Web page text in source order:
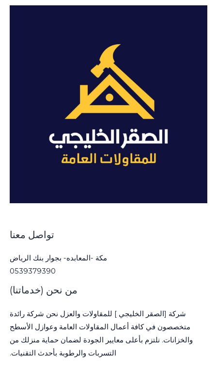
تواصل معنا
مكة -المعابده- بجوار بنك الرياض
0539379390
من نحن (خدماتنا)
شركة [الصقر الخليجي ] للمقاولات والعزل نحن شركة رائدة
متخصصون في كافة أعمال المقاولات العامة وعوازل الأسطح
والخزانات. نلتزم بأعلى معايير الجودة لضمان حماية منزلك من
التسربات والرطوبة بأحدث التقنيات.